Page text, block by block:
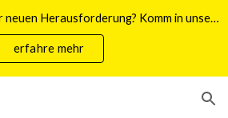
Skip to navigation
Auf der Suche nach einer neuen Herausforderung? Komm in unser Team!
erfahre mehr